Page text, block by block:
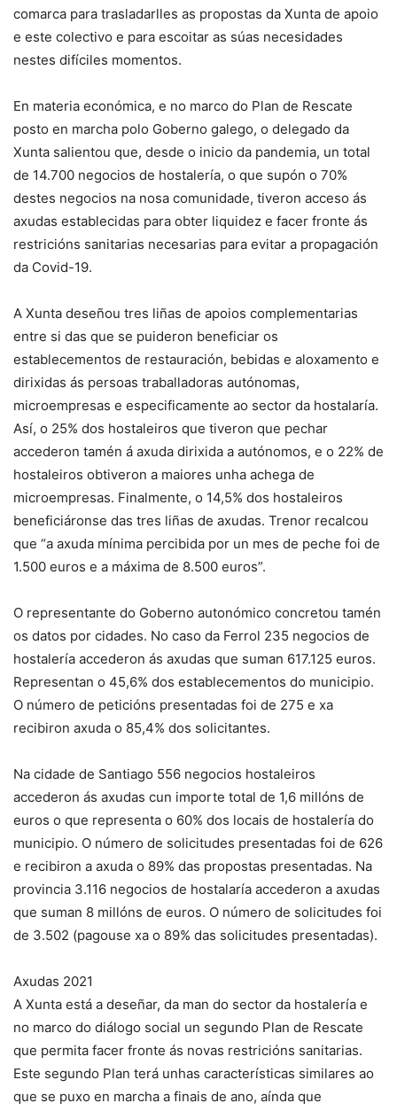
comarca para trasladarlles as propostas da Xunta de apoio
e este colectivo e para escoitar as súas necesidades
nestes difíciles momentos.
En materia económica, e no marco do Plan de Rescate
posto en marcha polo Goberno galego, o delegado da
Xunta salientou que, desde o inicio da pandemia, un total
de 14.700 negocios de hostalería, o que supón o 70%
destes negocios na nosa comunidade, tiveron acceso ás
axudas establecidas para obter liquidez e facer fronte ás
restricións sanitarias necesarias para evitar a propagación
da Covid-19.
A Xunta deseñou tres liñas de apoios complementarias
entre si das que se puideron beneficiar os
establecementos de restauración, bebidas e aloxamento e
dirixidas ás persoas traballadoras autónomas,
microempresas e especificamente ao sector da hostalaría.
Así, o 25% dos hostaleiros que tiveron que pechar
accederon tamén á axuda dirixida a autónomos, e o 22% de
hostaleiros obtiveron a maiores unha achega de
microempresas. Finalmente, o 14,5% dos hostaleiros
beneficiáronse das tres liñas de axudas. Trenor recalcou
que “a axuda mínima percibida por un mes de peche foi de
1.500 euros e a máxima de 8.500 euros”.
O representante do Goberno autonómico concretou tamén
os datos por cidades. No caso da Ferrol 235 negocios de
hostalería accederon ás axudas que suman 617.125 euros.
Representan o 45,6% dos establecementos do municipio.
O número de peticións presentadas foi de 275 e xa
recibiron axuda o 85,4% dos solicitantes.
Na cidade de Santiago 556 negocios hostaleiros
accederon ás axudas cun importe total de 1,6 millóns de
euros o que representa o 60% dos locais de hostalería do
municipio. O número de solicitudes presentadas foi de 626
e recibiron a axuda o 89% das propostas presentadas. Na
provincia 3.116 negocios de hostalaría accederon a axudas
que suman 8 millóns de euros. O número de solicitudes foi
de 3.502 (pagouse xa o 89% das solicitudes presentadas).
Axudas 2021
A Xunta está a deseñar, da man do sector da hostalería e
no marco do diálogo social un segundo Plan de Rescate
que permita facer fronte ás novas restricións sanitarias.
Este segundo Plan terá unhas características similares ao
que se puxo en marcha a finais de ano, aínda que